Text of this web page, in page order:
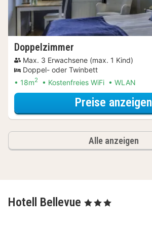
Doppelzimmer
Max. 3 Erwachsene (max. 1 Kind)
Doppel- oder Twinbett
18m2 Kostenfreies WiFi WLAN
Preise anzeigen
Alle anzeigen
Hotell Bellevue , 3 Sterne